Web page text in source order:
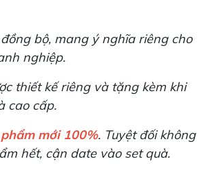
bộ, mang ý nghĩa riêng cho
nghiệp.
thiết kế riêng và tặng kèm khi
cao cấp.
mới 100%. Tuyệt đối không
hết, cận date vào set quà.